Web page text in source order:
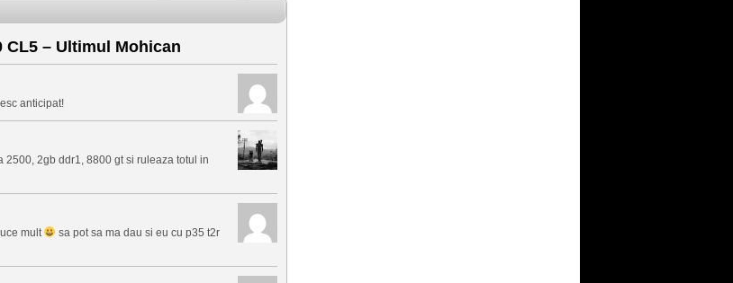
CL5 – Ultimul Mohican
anticipat!
2gb ddr1, 8800 gt si ruleaza totul in
mult
sa pot sa ma dau si eu cu p35 t2r